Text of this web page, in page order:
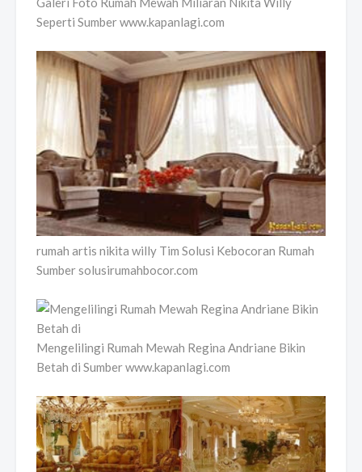
Seperti Sumber www.kapanlagi.com
rumah artis nikita willy Tim Solusi Kebocoran Rumah
Sumber solusirumahbocor.com
Mengelilingi Rumah Mewah Regina Andriane Bikin
Betah di Sumber www.kapanlagi.com